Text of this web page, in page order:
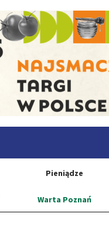
Pieniądze
Warta Poznań